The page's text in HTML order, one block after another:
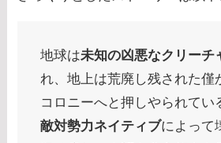
地球は未知の凶悪なクリーチ
れ、地上は荒廃し残された僅
コロニーへと押しやられてい
敵対勢力ネイティブによって